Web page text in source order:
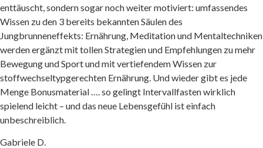
enttäuscht, sondern sogar noch weiter motiviert: umfassendes
Wissen zu den 3 bereits bekannten Säulen des
Jungbrunneneffekts: Ernährung, Meditation und Mentaltechniken
werden ergänzt mit tollen Strategien und Empfehlungen zu mehr
Bewegung und Sport und mit vertiefendem Wissen zur
stoffwechseltypgerechten Ernährung. Und wieder gibt es jede
Menge Bonusmaterial …. so gelingt Intervallfasten wirklich
spielend leicht – und das neue Lebensgefühl ist einfach
unbeschreiblich.
Gabriele D.